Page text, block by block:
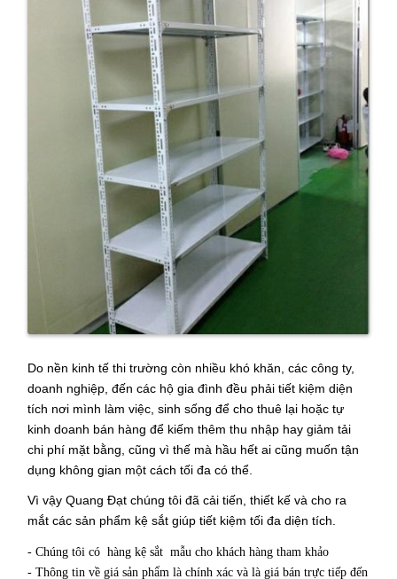
Do nền kinh tế thi trường còn nhiều khó khăn, các công ty,
doanh nghiệp, đến các hộ gia đình đều phải tiết kiệm diện
tích nơi mình làm việc, sinh sống để cho thuê lại hoặc tự
kinh doanh bán hàng để kiếm thêm thu nhập hay giảm tải
chi phí mặt bằng, cũng vì thế mà hầu hết ai cũng muốn tận
dụng không gian một cách tối đa có thể.
Vì vậy Quang Đạt chúng tôi đã cải tiến, thiết kế và cho ra
mắt các sản phẩm kệ sắt giúp tiết kiệm tối đa diện tích.
- Chúng tôi có hàng kệ sắt mẫu cho khách hàng tham khảo
- Thông tin về giá sản phẩm là chính xác và là giá bán trực tiếp đến